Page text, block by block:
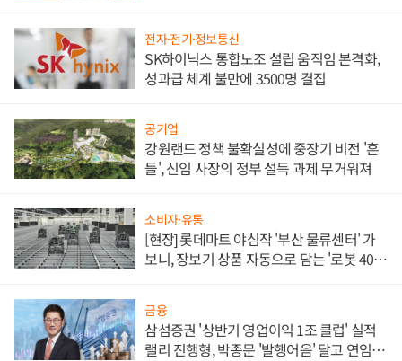
전자·전기·정보통신
SK하이닉스 통합노조 설립 움직임 본격화,
성과급 체계 불만에 3500명 결집
공기업
강원랜드 정책 불확실성에 중장기 비전 '흔
들', 신임 사장의 정부 설득 과제 무거워져
소비자·유통
[현장] 롯데마트 야심작 '부산 물류센터' 가
보니, 장보기 상품 자동으로 담는 '로봇 400
금융
삼섬증권 '상반기 영업이익 1조 클럽' 실적
랠리 진행형, 박종문 '발행어음' 달고 연임 향